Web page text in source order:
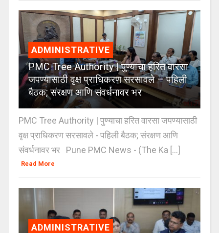
ADMINISTRATIVE
PMC Tree Authority | पुण्याचा हरित वारसा
जपण्यासाठी वृक्ष प्राधिकरण सरसावले – पहिली
बैठक; संरक्षण आणि संवर्धनावर भर
PMC Tree Authority | पुण्याचा हरित वारसा जपण्यासाठी
वृक्ष प्राधिकरण सरसावले - पहिली बैठक; संरक्षण आणि
संवर्धनावर भर Pune PMC News - (The Ka [...]
Read More
ADMINISTRATIVE